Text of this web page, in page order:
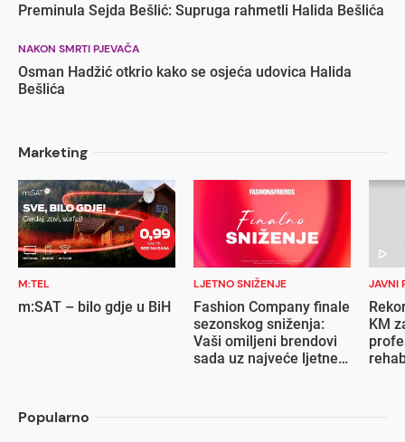
Preminula Sejda Bešlić: Supruga rahmetli Halida Bešlića
NAKON SMRTI PJEVAČA
Osman Hadžić otkrio kako se osjeća udovica Halida
Bešlića
Marketing
M:TEL
m:SAT – bilo gdje u BiH
LJETNO SNIŽENJE
Fashion Company finale
sezonskog sniženja:
Vaši omiljeni brendovi
sada uz najveće ljetne
JAVNI
KM
Popularno